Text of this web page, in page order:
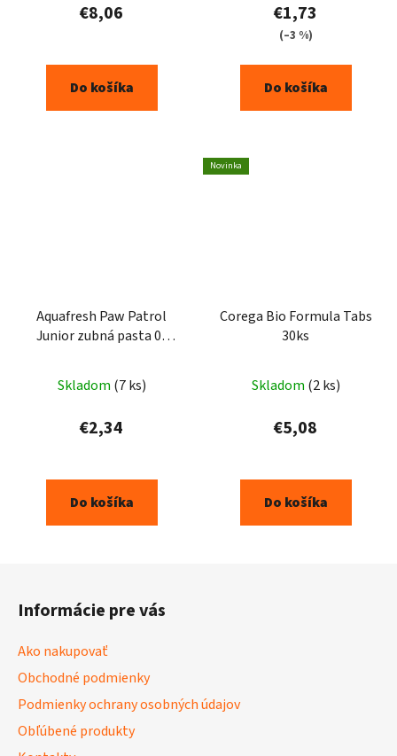
€8,06
Do košíka
€1,73
(–3 %)
Do košíka
Aquafresh Paw Patrol
Junior zubná pasta 0-
Skladom (7 ks)
€2,34
Do košíka
Novinka
Corega Bio Formula Tabs
30ks
Skladom (2 ks)
€5,08
Do košíka
Informácie pre vás
Ako nakupovať
Obchodné podmienky
Podmienky ochrany osobných údajov
Obľúbené produkty